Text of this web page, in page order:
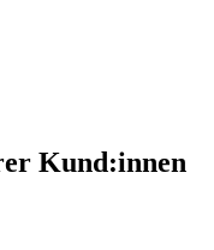
Kund:innen